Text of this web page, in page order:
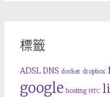
標籤
ADSL DNS docker dropbox
google hosting HTC